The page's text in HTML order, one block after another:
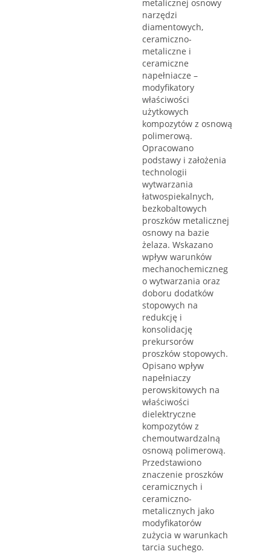
metalicznej osnowy
narzędzi
diamentowych,
ceramiczno-
metaliczne i
ceramiczne
napełniacze –
modyfikatory
właściwości
użytkowych
kompozytów z osnową
polimerową.
Opracowano
podstawy i założenia
technologii
wytwarzania
łatwospiekalnych,
bezkobaltowych
proszków metalicznej
osnowy na bazie
żelaza. Wskazano
wpływ warunków
mechanochemiczneg
o wytwarzania oraz
doboru dodatków
stopowych na
redukcję i
konsolidację
prekursorów
proszków stopowych.
Opisano wpływ
napełniaczy
perowskitowych na
właściwości
dielektryczne
kompozytów z
chemoutwardzalną
osnową polimerową.
Przedstawiono
znaczenie proszków
ceramicznych i
ceramiczno-
metalicznych jako
modyfikatorów
zużycia w warunkach
tarcia suchego.